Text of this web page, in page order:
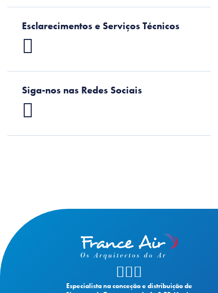
Esclarecimentos e Serviços Técnicos
Siga-nos nas Redes Sociais
Especialista na conceção e distribuição de